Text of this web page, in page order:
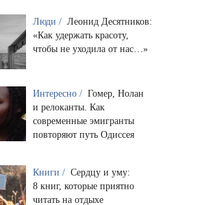
Люди / Леонид Десятников:
«Как удержать красоту,
чтобы не уходила от нас…»
Интересно / Гомер, Нолан
и релоканты. Как
современные эмигранты
повторяют путь Одиссея
Книги / Сердцу и уму:
8 книг, которые приятно
читать на отдыхе